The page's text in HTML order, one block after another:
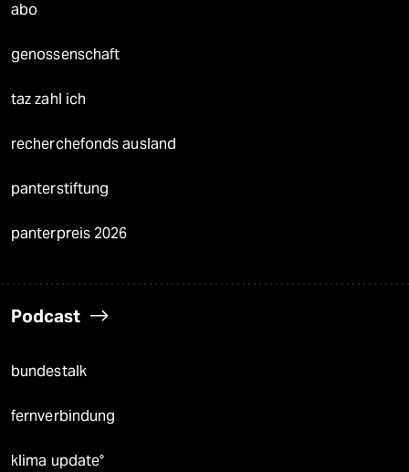
abo
genossenschaft
taz zahl ich
recherchefonds ausland
panterstiftung
panterpreis 2026
Podcast
bundestalk
fernverbindung
klima update°